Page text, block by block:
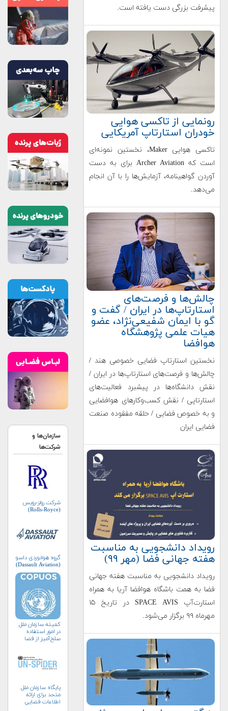
پیشرفت بزرگی دست یافته است.
رونمایی از تاکسی هوایی
خودران استارتاپ آمریکایی
تاکسی هوایی Maker، نخستین نمونه‌ای
است که Archer Aviation برای به دست
آوردن گواهینامه، آزمایش‌ها را با آن انجام
می‌دهد.
چالش‌ها و فرصت‌های
استارتاپ‌ها در ایران / گفت و
گو با ایمان شفیعی‌نژاد، عضو
هیات علمی پژوهشگاه
هوافضا
نخستین استارتاپ فضایی خصوصی هند /
چالش‌ها و فرصت‌های استارتاپ‌ها در ایران /
نقش دانشگاه‌ها در پیشبرد فعالیت‌های
استارتاپی / نقش کسب‌و‌کارهای هوافضایی
و به خصوص فضایی / حلقه مفقوده صنعت
فضایی ایران
رویداد دانشجویی به مناسبت
هفته جهانی فضا (مهر ۹۹)
رویداد دانشجویی به مناسبت هفته جهانی
فضا به همت باشگاه هوافضا آریا به همراه
استارت‌آپ SPACE AVIS در تاریخ ۱۵
مهرماه ۹۹ برگزار می‌شود.
سازمان‌ها و
شرکت‌ها
شرکت رولز-رویس
(Rolls-Royce)
گروه هوانوردی داسو
(Dassault Aviation)
کمیته سازمان ملل
در امور استفاده
صلح‌آمیز از فضا
پایگاه سازمان ملل
متحد برای ارائه
اطلاعات فضایی